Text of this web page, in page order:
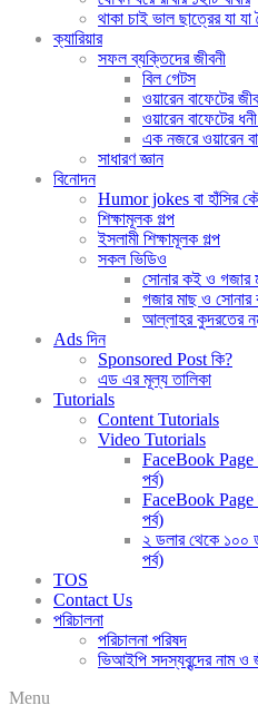
থাকা চাই ভাল ছাত্রের যা যা
ক্যারিয়ার
সফল ব্যক্তিদের জীবনী
বিল গেটস
ওয়ারেন বাফেটের
ওয়ারেন বাফেটের
এক নজরে ওয়ারেন
সাধারণ জ্ঞান
বিনোদন
Humor jokes বা হাঁসির
শিক্ষামূলক গল্প
ইসলামী শিক্ষামূলক গল্প
সকল ভিডিও
সোনার কই ও গজার
গজার মাছ ও
আল্লাহর কুদরতের
Ads দিন
Sponsored Post কি?
এড এর মূল্য তালিকা
Tutorials
Content Tutorials
Video Tutorials
FaceBook Page
পর্ব)
FaceBook Page
পর্ব)
২ ডলার থেকে ১০০
পর্ব)
TOS
Contact Us
পরিচালনা
পরিচালনা পরিষদ
ভিআইপি সদস্যবৃন্দের নাম ও
Menu